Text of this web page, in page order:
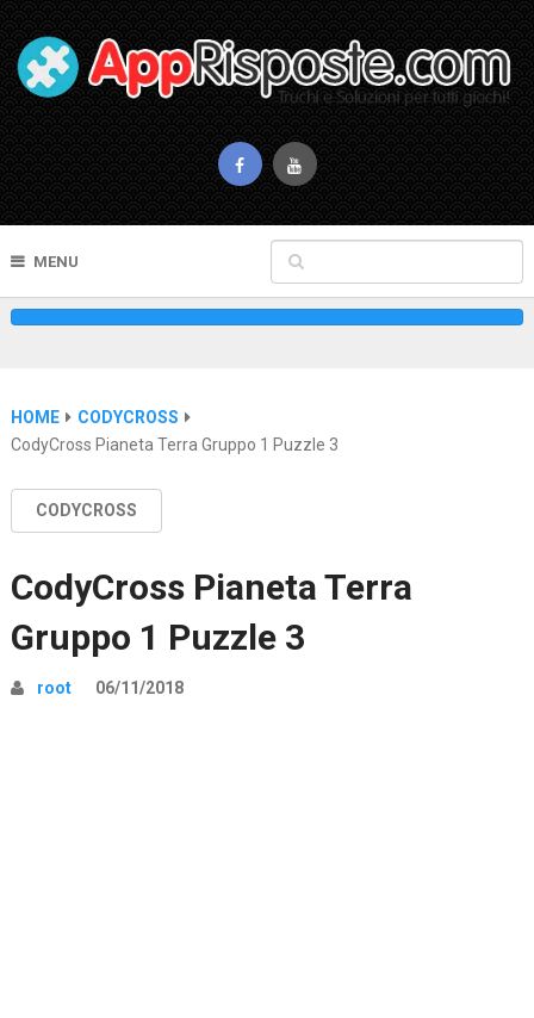
MENU
HOME
CODYCROSS
CodyCross Pianeta Terra Gruppo 1 Puzzle 3
CODYCROSS
CodyCross Pianeta Terra
Gruppo 1 Puzzle 3
root 06/11/2018